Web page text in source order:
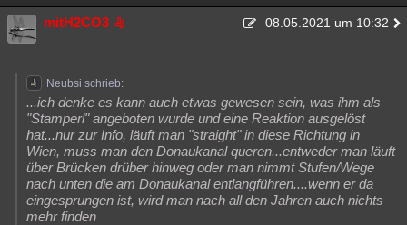
mitH2CO3 08.05.2021 um 10:32
Neubsi schrieb:
...ich denke es kann auch etwas gewesen sein, was ihm als
"Stamperl" angeboten wurde und eine Reaktion ausgelöst
hat...nur zur Info, läuft man "straight" in diese Richtung in
Wien, muss man den Donaukanal queren...entweder man läuft
über Brücken drüber hinweg oder man nimmt Stufen/Wege
nach unten die am Donaukanal entlangführen....wenn er da
eingesprungen ist, wird man nach all den Jahren auch nichts
mehr finden